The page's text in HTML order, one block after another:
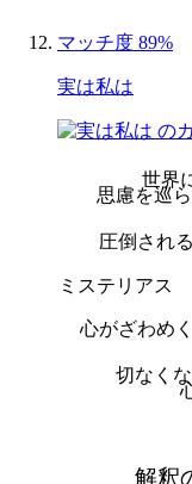
マッチ度 89%
実は私は
切なく
心がざわめく
ミステリアス
圧倒される
思慮を巡
世界
解釈